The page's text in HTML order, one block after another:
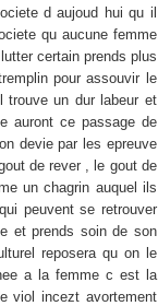
d aujoud hui qu il
qu aucune femme
certain prends plus
pour assouvir le
trouve un dur labeur et
auront ce passage de
devie par les epreuve
de rever , le gout de
un chagrin auquel ils
peuvent se retrouver
et prends soin de son
reposera qu on le
a la femme c est la
viol incezt avortement